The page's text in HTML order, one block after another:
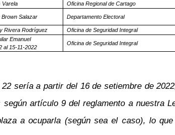
Varela Oficina Regional de Cartago
Brown Salazar Departamento Electoral
Rivera Rodríguez Oficina de Seguridad Integral
Emanuel
al 15-11-2022
Oficina de Seguridad Integral
sería a partir del 16 de setiembre de
artículo 9 del reglamento a nuestra
a ocuparla (según sea el caso), lo